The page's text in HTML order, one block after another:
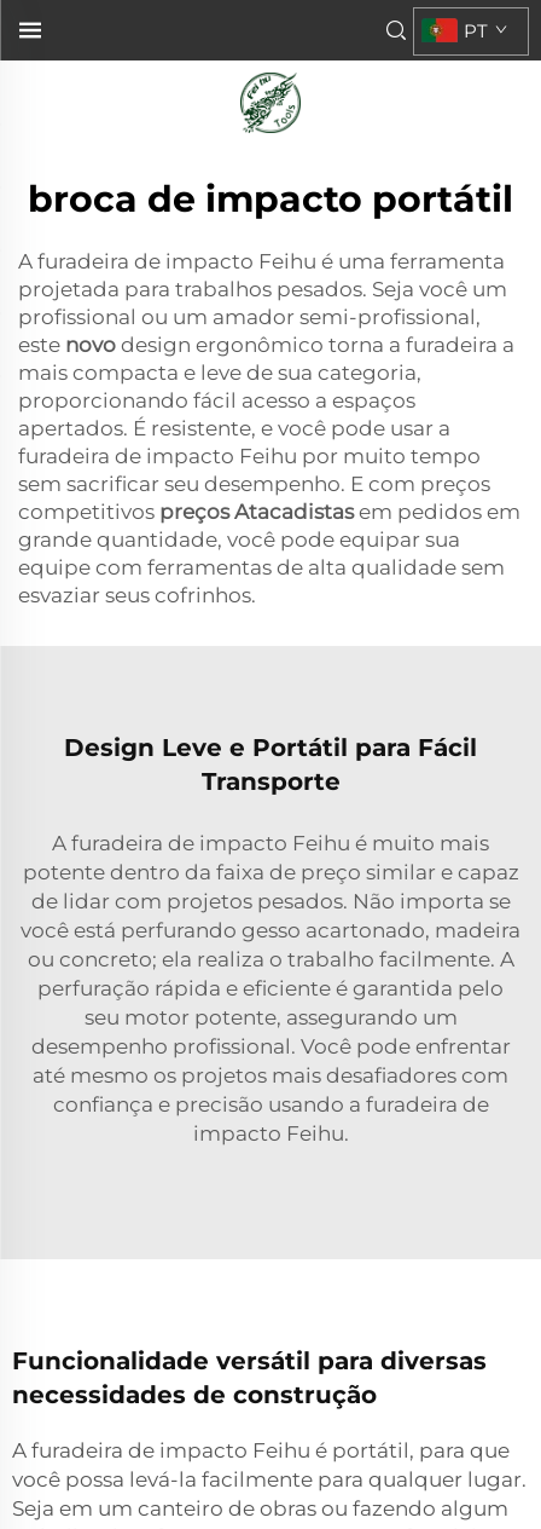
PT
broca de impacto portátil
A furadeira de impacto Feihu é uma ferramenta
projetada para trabalhos pesados. Seja você um
profissional ou um amador semi-profissional,
este novo design ergonômico torna a furadeira a
mais compacta e leve de sua categoria,
proporcionando fácil acesso a espaços
apertados. É resistente, e você pode usar a
furadeira de impacto Feihu por muito tempo
sem sacrificar seu desempenho. E com preços
competitivos preços Atacadistasem pedidos em
grande quantidade, você pode equipar sua
equipe com ferramentas de alta qualidade sem
esvaziar seus cofrinhos.
Design Leve e Portátil para Fácil
Transporte
A furadeira de impacto Feihu é muito mais
potente dentro da faixa de preço similar e capaz
de lidar com projetos pesados. Não importa se
você está perfurando gesso acartonado, madeira
ou concreto; ela realiza o trabalho facilmente. A
perfuração rápida e eficiente é garantida pelo
seu motor potente, assegurando um
desempenho profissional. Você pode enfrentar
até mesmo os projetos mais desafiadores com
confiança e precisão usando a furadeira de
impacto Feihu.
Funcionalidade versátil para diversas
necessidades de construção
A furadeira de impacto Feihu é portátil, para que
você possa levá-la facilmente para qualquer lugar.
Seja em um canteiro de obras ou fazendo algum